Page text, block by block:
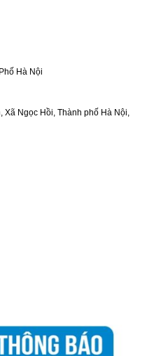
Hà Nội
Xã Ngọc Hồi, Thành phố Hà Nội,